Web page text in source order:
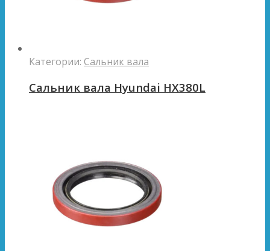
Категории: Сальник вала
Сальник вала Hyundai HX380L